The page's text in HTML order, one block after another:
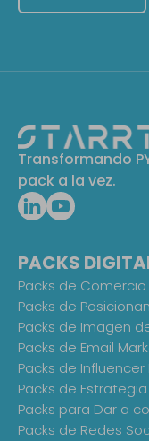
Transformando
pack a la vez.
PACKS
Packs de
Packs de
Packs de Imagen
Packs de Email
Packs de
Packs de
Packs para Dar a
Packs de Redes